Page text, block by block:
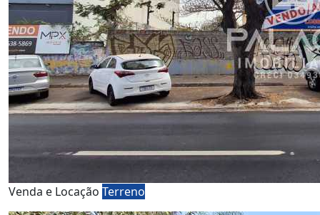
Venda e Locação Terreno